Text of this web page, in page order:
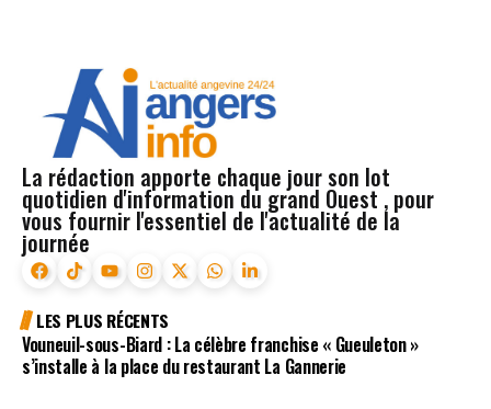
La rédaction apporte chaque jour son lot
quotidien d'information du grand Ouest , pour
vous fournir l'essentiel de l'actualité de la
journée
LES PLUS RÉCENTS
Vouneuil-sous-Biard : La célèbre franchise « Gueuleton »
s’installe à la place du restaurant La Gannerie